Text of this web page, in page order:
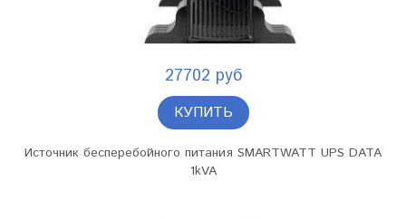
27702 руб
КУПИТЬ
Источник бесперебойного питания SMARTWATT UPS DATA
1kVA